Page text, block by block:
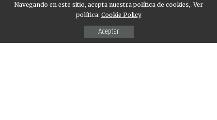
Navegando en este sitio, acepta nuestra política de cookies,. Ver
política: Cookie Policy
Aceptar